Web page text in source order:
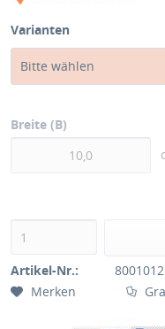
Varianten
Bitte wählen
Breite (B)
Artikel-Nr.:
8001012
Merken